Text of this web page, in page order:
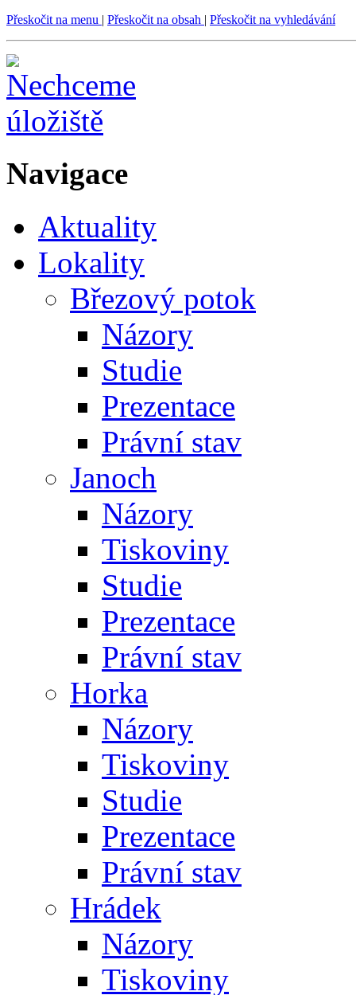
Přeskočit na menu | Přeskočit na obsah | Přeskočit na vyhledávání
Navigace
Aktuality
Lokality
Březový potok
Názory
Studie
Prezentace
Právní stav
Janoch
Názory
Tiskoviny
Studie
Prezentace
Právní stav
Horka
Názory
Tiskoviny
Studie
Prezentace
Právní stav
Hrádek
Názory
Tiskoviny